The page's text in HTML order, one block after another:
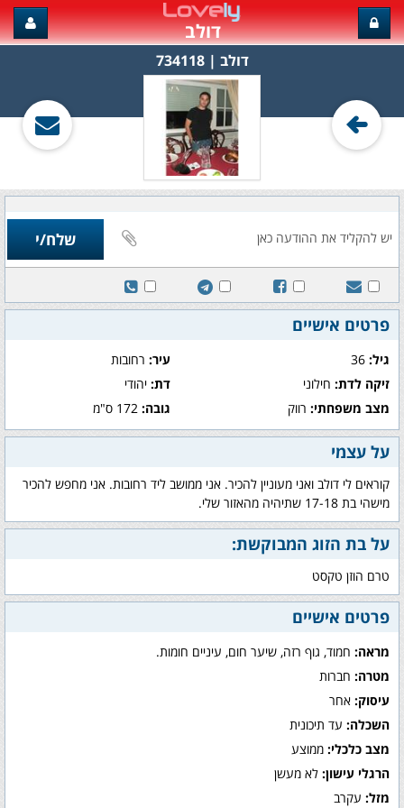
דולב
דולב‏ | 734118
פרטים אישיים
גיל: עיר:רחובות
זיקה לדת: חילוני דת:יהודי
מצב משפחתי: רווק גובה:172 ס"מ
על עצמי
קוראים לי דולב ואני מעוניין להכיר. אני ממושב ליד רחובות. אני מחפש להכיר
מישהי בת 17-18 שתיהיה מהאזור שלי.
על בת הזוג המבוקשת:
טרם הוזן טקסט
פרטים אישיים
מראה: חמוד, גוף רזה, שיער חום, עיניים חומות.
מטרה: חברות
עיסוק: אחר
השכלה: עד תיכונית
מצב כלכלי: ממוצע
הרגלי עישון: לא מעשן
מזל: עקרב